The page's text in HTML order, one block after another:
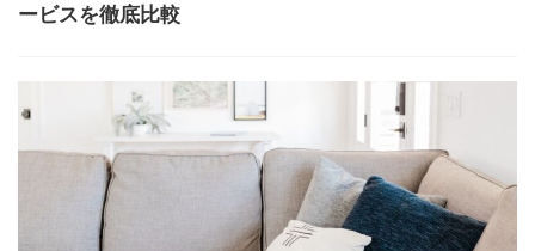
ービスを徹底比較